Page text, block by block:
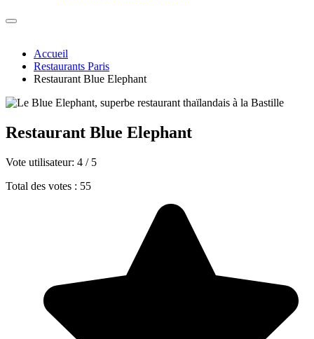
Accueil
Restaurants Paris
Restaurant Blue Elephant
Restaurant Blue Elephant
Vote utilisateur: 4 / 5
Total des votes : 55